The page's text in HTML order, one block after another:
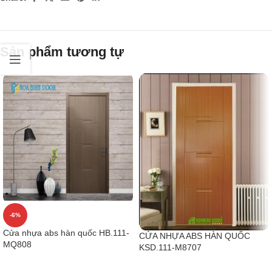
Sản phẩm tương tự
-6%
Cửa nhựa abs hàn quốc HB.111-
MQ808
CỬA NHỰA ABS HÀN QUỐC
KSD.111-M8707